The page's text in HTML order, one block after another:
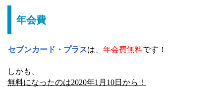
年会費
セブンカード・プラスは、 年会費無料です！
しかも、
無料になったのは2020年1月10日から！